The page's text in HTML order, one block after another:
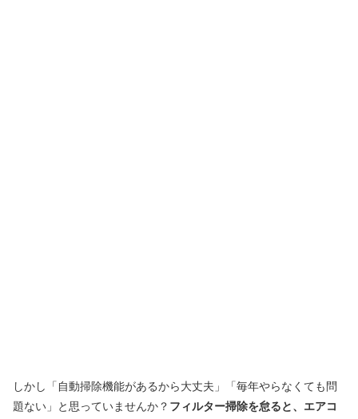
しかし「自動掃除機能があるから大丈夫」「毎年やらなくても問
題ない」と思っていませんか？ フィルター掃除を怠ると、エアコ